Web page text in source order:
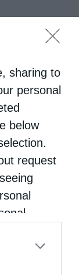
sharing to
personal
below
request
opt-out